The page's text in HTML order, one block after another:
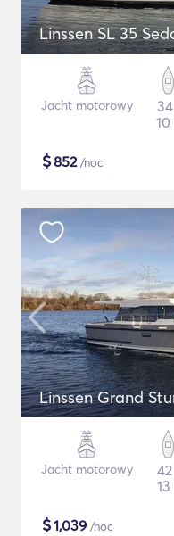
Linssen SL 35
Jacht motorowy
10
$852/noc
Linssen Grand
Jacht motorowy
$1,039 /noc